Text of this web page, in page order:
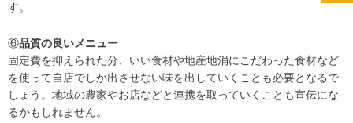
す。
⑥品質の良いメニュー
固定費を抑えられた分、いい食材や地産地消にこだわった食材など
を使って自店でしか出させない味を出していくことも必要となるで
しょう。地域の農家やお店などと連携を取っていくことも宣伝にな
るかもしれません。